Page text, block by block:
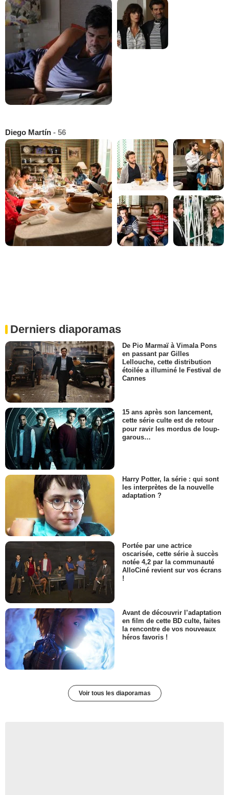
Diego Martín - 56
Derniers diaporamas
De Pio Marmaï à Vimala Pons
en passant par Gilles
Lellouche, cette distribution
étoilée a illuminé le Festival de
Cannes
15 ans après son lancement,
cette série culte est de retour
pour ravir les mordus de loup-
garous…
Harry Potter, la série : qui sont
les interprètes de la nouvelle
adaptation ?
Portée par une actrice
oscarisée, cette série à succès
notée 4,2 par la communauté
AlloCiné revient sur vos écrans
!
Avant de découvrir l’adaptation
en film de cette BD culte, faites
la rencontre de vos nouveaux
héros favoris !
Voir tous les diaporamas